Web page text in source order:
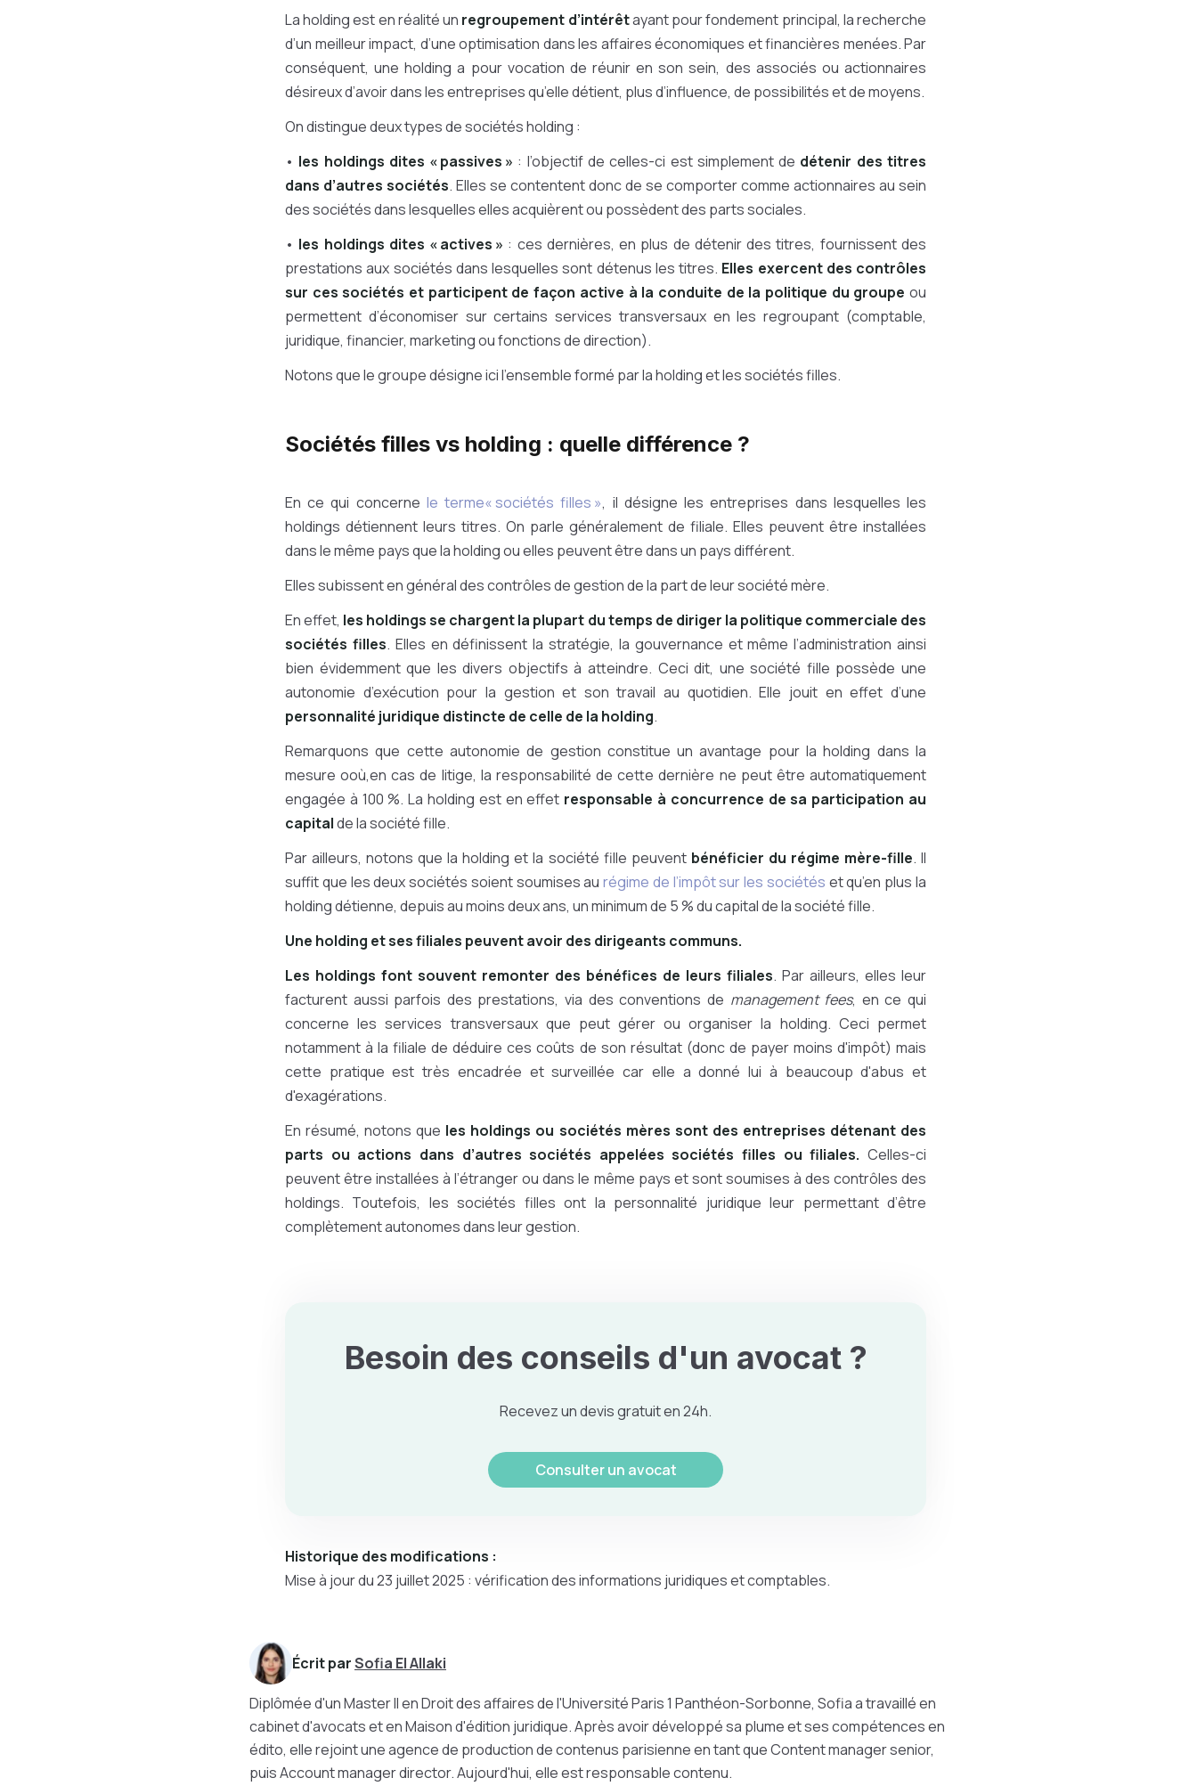
La holding est en réalité un regroupement d’intérêtayant pour fondement principal, la recherche
d’un meilleur impact, d’une optimisation dans les affaires économiques et financières menées. Par
conséquent, une holding a pour vocation de réunir en son sein, des associés ou actionnaires
désireux d’avoir dans les entreprises qu’elle détient, plus d’influence, de possibilités et de moyens.
On distingue deux types de sociétés holding :
• les holdings dites « passives » : l’objectif de celles-ci est simplement de détenir des titres
dans d’autres sociétés. Elles se contentent donc de se comporter comme actionnaires au sein
des sociétés dans lesquelles elles acquièrent ou possèdent des parts sociales.
• les holdings dites « actives » : ces dernières, en plus de détenir des titres, fournissent des
prestations aux sociétés dans lesquelles sont détenus les titres. Elles exercent des contrôles
sur ces sociétés et participent de façon active à la conduite de la politique du groupe ou
permettent d’économiser sur certains services transversaux en les regroupant (comptable,
juridique, financier, marketing ou fonctions de direction).
Notons que le groupe désigne ici l’ensemble formé par la holding et les sociétés filles.
Sociétés filles vs holding : quelle différence ?
En ce qui concerne le terme« sociétés filles », il désigne les entreprises dans lesquelles les
holdings détiennent leurs titres. On parle généralement de filiale. Elles peuvent être installées
dans le même pays que la holding ou elles peuvent être dans un pays différent.
Elles subissent en général des contrôles de gestion de la part de leur société mère.
En effet, les holdings se chargent la plupart du temps de diriger la politique commerciale des
sociétés filles. Elles en définissent la stratégie, la gouvernance et même l’administration ainsi
bien évidemment que les divers objectifs à atteindre. Ceci dit, une société fille possède une
autonomie d’exécution pour la gestion et son travail au quotidien. Elle jouit en effet d’une
personnalité juridique distincte de celle de la holding.
Remarquons que cette autonomie de gestion constitue un avantage pour la holding dans la
mesure ooù,en cas de litige, la responsabilité de cette dernière ne peut être automatiquement
engagée à 100 %. La holding est en effet responsable à concurrence de sa participation au
capitalde la société fille.
Par ailleurs, notons que la holding et la société fille peuventbénéficier du régime mère-fille. Il
suffit que les deux sociétés soient soumises aurégime de l’impôt sur les sociétés et qu’en plus la
holding détienne, depuis au moins deux ans, un minimum de 5 % du capital de la société fille.
Une holding et ses filiales peuvent avoir des dirigeants communs.
Les holdings font souvent remonter des bénéfices de leurs filiales. Par ailleurs, elles leur
facturent aussi parfois des prestations, via des conventions de management fees, en ce qui
concerne les services transversaux que peut gérer ou organiser la holding. Ceci permet
notamment à la filiale de déduire ces coûts de son résultat (donc de payer moins d'impôt) mais
cette pratique est très encadrée et surveillée car elle a donné lui à beaucoup d'abus et
d'exagérations.
En résumé, notons que les holdings ou sociétés mères sont des entreprises détenant des
parts ou actions dans d’autres sociétés appelées sociétés filles ou filiales. Celles-ci
peuvent être installées à l’étranger ou dans le même pays et sont soumises à des contrôles des
holdings. Toutefois, les sociétés filles ont la personnalité juridique leur permettant d’être
complètement autonomes dans leur gestion.
Besoin des conseils d'un avocat ?
Recevez un devis gratuit en 24h.
Consulter un avocat
Historique des modifications :
Mise à jour du 23 juillet 2025 : vérification des informations juridiques et comptables.
Écrit parSofia El Allaki
Diplômée d'un Master II en Droit des affaires de l'Université Paris 1 Panthéon-Sorbonne, Sofia a travaillé en
cabinet d'avocats et en Maison d'édition juridique. Après avoir développé sa plume et ses compétences en
édito, elle rejoint une agence de production de contenus parisienne en tant que Content manager senior,
puis Account manager director. Aujourd'hui, elle est responsable contenu.